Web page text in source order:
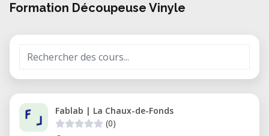
Formation Découpeuse Vinyle
Fablab | La Chaux-de-Fonds
(0)